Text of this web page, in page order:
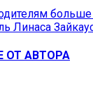
Линаса
ОТ АВТОРА